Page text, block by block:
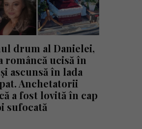
drum al Danielei,
româncă ucisă în
ascunsă în lada
Anchetatorii
a fost lovită în cap
sufocată